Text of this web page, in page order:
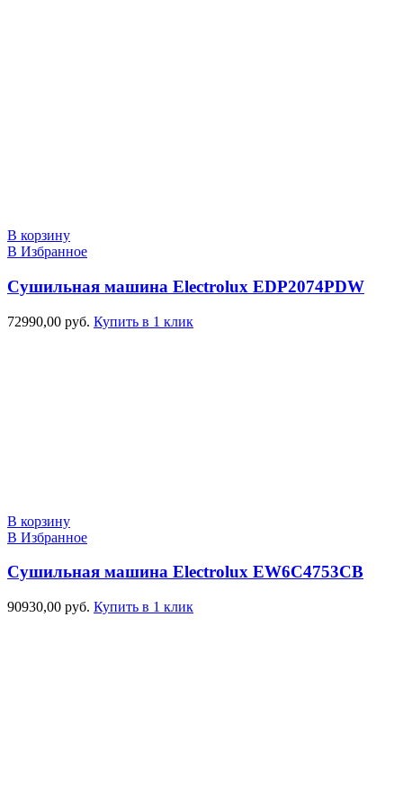
В корзину
В Избранное
Сушильная машина Electrolux EDP2074PDW
72990,00 руб. Купить в 1 клик
В корзину
В Избранное
Сушильная машина Electrolux EW6C4753CB
90930,00 руб. Купить в 1 клик